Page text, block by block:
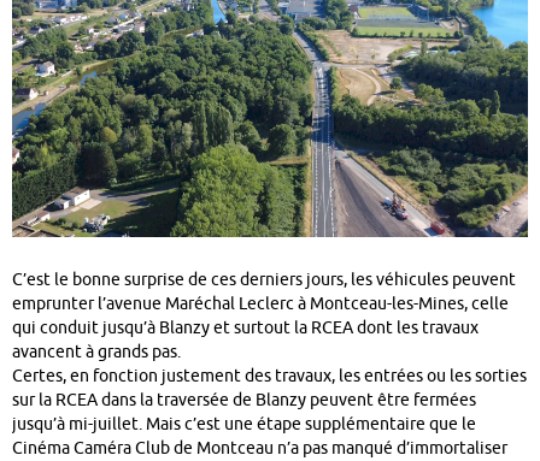
C’est le bonne surprise de ces derniers jours, les véhicules peuvent
emprunter l’avenue Maréchal Leclerc à Montceau-les-Mines, celle
qui conduit jusqu’à Blanzy et surtout la RCEA dont les travaux
avancent à grands pas.
Certes, en fonction justement des travaux, les entrées ou les sorties
sur la RCEA dans la traversée de Blanzy peuvent être fermées
jusqu’à mi-juillet. Mais c’est une étape supplémentaire que le
Cinéma Caméra Club de Montceau n’a pas manqué d’immortaliser